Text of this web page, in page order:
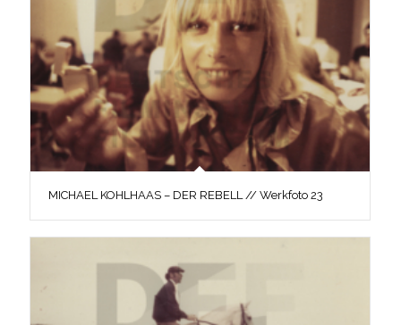
MICHAEL KOHLHAAS – DER REBELL // Werkfoto 23